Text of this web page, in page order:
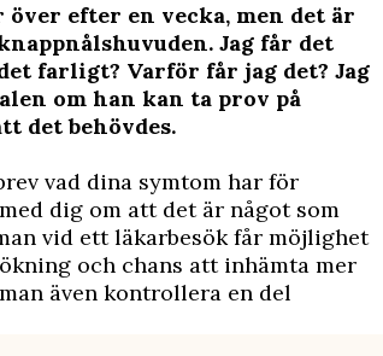
efter en vecka, men det är
Jag får det
farligt? Varför får jag det? Jag
om han kan ta prov på
det behövdes.
vad dina symtom har för
dig om att det är något som
vid ett läkarbesök får möjlighet
och chans att inhämta mer
även kontrollera en del